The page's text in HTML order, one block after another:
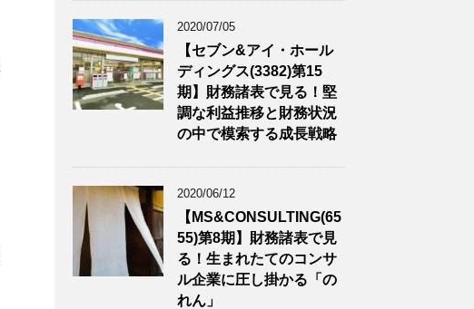
2020/07/05
【セブン&アイ・ホール
ディングス(3382)第15
期】財務諸表で見る！堅
調な利益推移と財務状況
の中で模索する成長戦略
2020/06/12
【MS&CONSULTING(65
55)第8期】財務諸表で見
る！生まれたてのコンサ
ル企業に圧し掛かる「の
れん」